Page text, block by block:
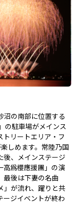
沼の南部に位置する
の駐車場がメインス
トリートエリア・フ
しめます。常陸乃国
後、メインステージ
高爲櫻應援團」の演
最後は下妻の名曲
」が流れ、躍りと共
ージイベントが終わ